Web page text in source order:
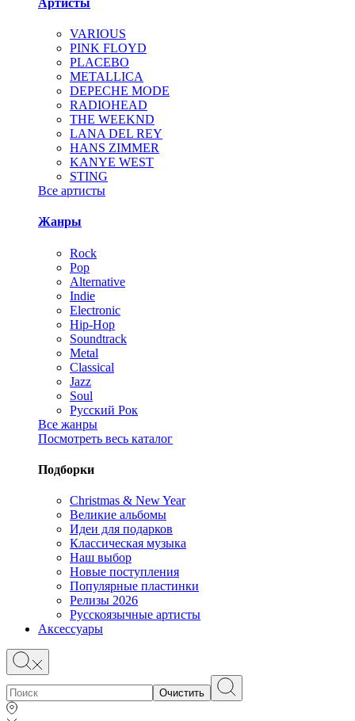
VARIOUS
PINK FLOYD
PLACEBO
METALLICA
DEPECHE MODE
RADIOHEAD
THE WEEKND
LANA DEL REY
HANS ZIMMER
KANYE WEST
STING
Все артисты
Жанры
Rock
Pop
Alternative
Indie
Electronic
Hip-Hop
Soundtrack
Metal
Classical
Jazz
Soul
Русский Рок
Все жанры
Посмотреть весь каталог
Подборки
Christmas & New Year
Великие альбомы
Идеи для подарков
Классическая музыка
Наш выбор
Новые поступления
Популярные пластинки
Релизы 2026
Русскоязычные артисты
Аксессуары
Очистить